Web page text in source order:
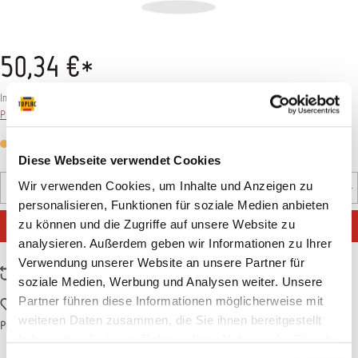
Diese Webseite verwendet Cookies
Wir verwenden Cookies, um Inhalte und Anzeigen zu
personalisieren, Funktionen für soziale Medien anbieten
zu können und die Zugriffe auf unsere Website zu
analysieren. Außerdem geben wir Informationen zu Ihrer
Verwendung unserer Website an unsere Partner für
soziale Medien, Werbung und Analysen weiter. Unsere
Partner führen diese Informationen möglicherweise mit
weiteren Daten zusammen, die Sie ihnen bereitgestellt
50,34 €*
Inhalt:1 Set
Preise inkl. MwSt. zzgl. Versandkosten
Produkt Anzahl: Gib den gewünschten Wert ein oder
IN DEN WARENKORB
Zum Vergleich hinzufügen
Zum Merkzettel hinzufügen
Produktnummer: T002631